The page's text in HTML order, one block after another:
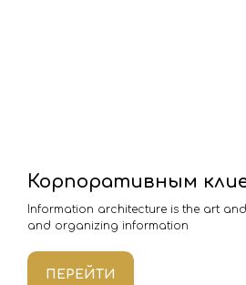
Корпоративным
Information architecture is the art
and organizing information
ПЕРЕЙТИ